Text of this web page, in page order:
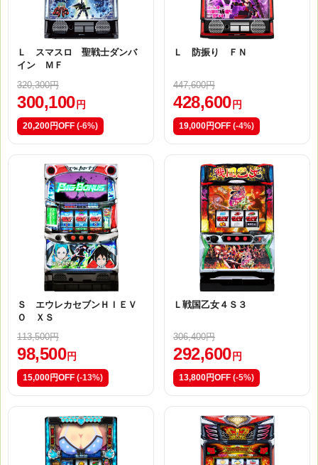
Ｌ スマスロ 聖戦士ダンバ
イン ＭＦ
320,300円
300,100円
20,200円OFF (-6%)
Ｌ 防振り ＦＮ
447,600円
428,600円
19,000円OFF (-4%)
Ｓ エウレカセブンＨＩＥＶ
Ｏ ＸＳ
113,500円
98,500 円
15,000円OFF (-13%)
Ｌ戦国乙女４Ｓ３
306,400円
292,600 円
13,800円OFF (-5%)